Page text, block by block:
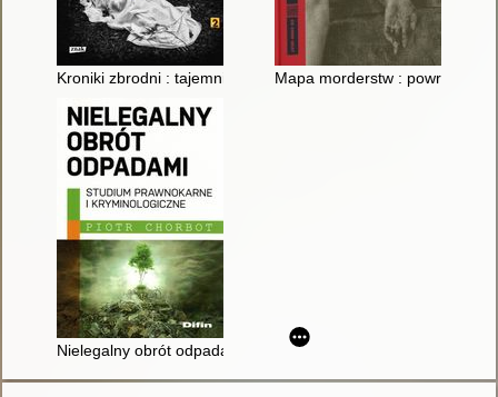
Kroniki zbrodni : tajemnicze zaginięcia, seryjni mordercy,
Mapa morderstw : powrót na
Nielegalny obrót odpadami : studium prawnokarne i